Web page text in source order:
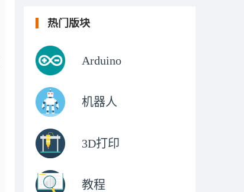
热门版块
Arduino
机器人
3D打印
教程